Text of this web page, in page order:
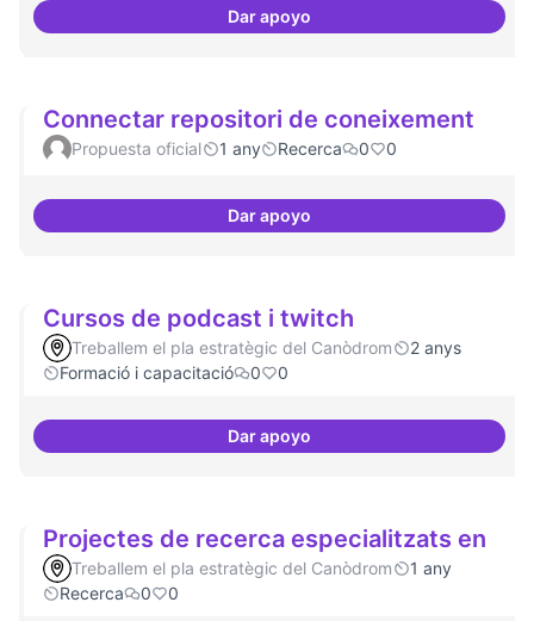
Dar apoyo20 projectes residents
Connectar repositori de coneixement
Propuesta oficial 1 any Recerca 0 0
Dar apoyoConnectar repositori de
Cursos de podcast i twitch
Treballem el pla estratègic del Canòdrom
2 anys
Formació i capacitació
0 0
Dar apoyoCursos de podcast i twitch
Projectes de recerca especialitzats en
Treballem el pla estratègic del Canòdrom
1 any
Recerca
0 0